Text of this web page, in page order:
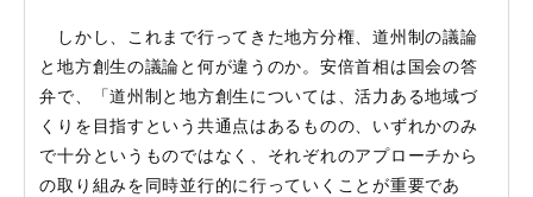
しかし、これまで行ってきた地方分権、道州制の議論
と地方創生の議論と何が違うのか。安倍首相は国会の答
弁で、「道州制と地方創生については、活力ある地域づ
くりを目指すという共通点はあるものの、いずれかのみ
で十分というものではなく、それぞれのアプローチから
の取り組みを同時並行的に行っていくことが重要であ